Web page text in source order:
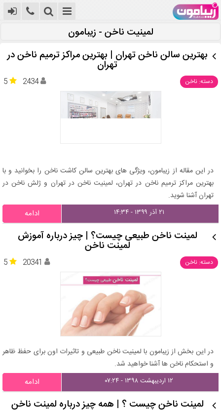
لمینیت ناخن - زیبامون
بهترین سالن ناخن تهران | بهترین مراکز ترمیم ناخن در
تهران
دسته: ناخن 5 2434
در این مقاله از زیبامون، ویژگی های بهترین سالن کاشت ناخن را بخوانید و با
بهترین مراکز ترمیم ناخن در تهران، لمینیت ناخن در تهران و ژلش ناخن در
تهران آشنا شوید.
۲۱ آذر ۱۳۹۹ - ۱۴:۳۴ ادامه
لمینت ناخن طبیعی چیست؟ | چیز درباره آموزش
لمینت ناخن
دسته: ناخن 5 20341
در این بخش از زیبامون با لمینیت ناخن طبیعی و تاثیرات اون برای حفظ ظاهر
و استحکام ناخن ها آشنا خواهید شد.
۱۲ اردیبهشت ۱۳۹۸ - ۰۷:۲۴ ادامه
لمینت ناخن چیست ؟ | همه چیز درباره لمینت ناخن